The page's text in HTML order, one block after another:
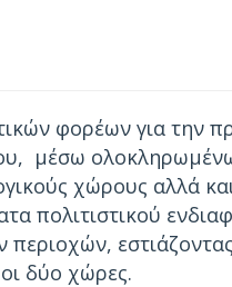
φορέων για την
μέσω
χώρους αλλά και
πολιτιστικού
οι δύο χώρες.